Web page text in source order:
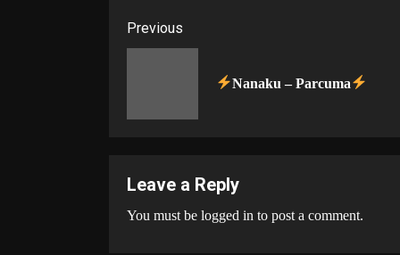
Post
navigation
Previous
Nanaku – Parcuma
Leave a Reply
You must be logged in to post a comment.